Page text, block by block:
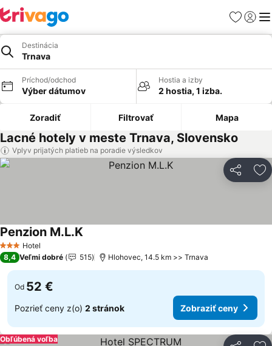
Obľúbené
Destinácia
Trnava
Príchod/odchod
Výber dátumov
Hostia a izby
2 hostia, 1 izba.
Zoradiť Filtrovať Mapa
Lacné hotely v meste Trnava, Slovensko
Vplyv prijatých platieb na poradie výsledkov
Zdieľať
3 Počet hviezdičiek
Hotel
Penzion M.L.KZobraziť ceny
8,4 Veľmi dobré 515 Hlohovec, 14.5 km >> Trnava
Od 52 €
Pozrieť ceny z(o) 2 stránok Zobraziť ceny
Obľúbená voľba